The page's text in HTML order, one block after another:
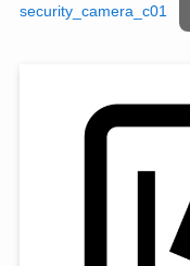
security_camera_c01